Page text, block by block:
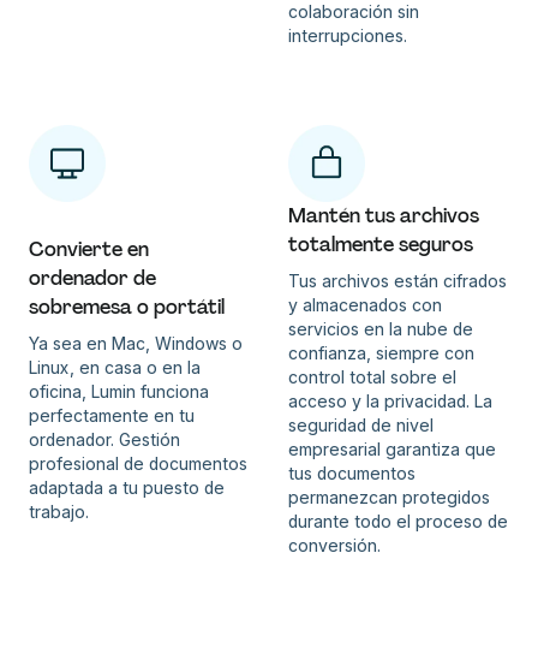
colaboración sin
interrupciones.
Convierte en
ordenador de
sobremesa o portátil
Ya sea en Mac, Windows o
Linux, en casa o en la
oficina, Lumin funciona
perfectamente en tu
ordenador. Gestión
profesional de documentos
adaptada a tu puesto de
trabajo.
Mantén tus archivos
totalmente seguros
Tus archivos están cifrados
y almacenados con
servicios en la nube de
confianza, siempre con
control total sobre el
acceso y la privacidad. La
seguridad de nivel
empresarial garantiza que
tus documentos
permanezcan protegidos
durante todo el proceso de
conversión.